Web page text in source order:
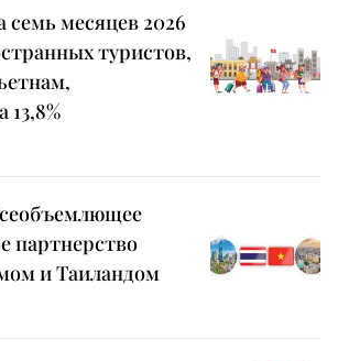
семь месяцев 2026
туристов,
13,8%
партнерство
и Таиландом